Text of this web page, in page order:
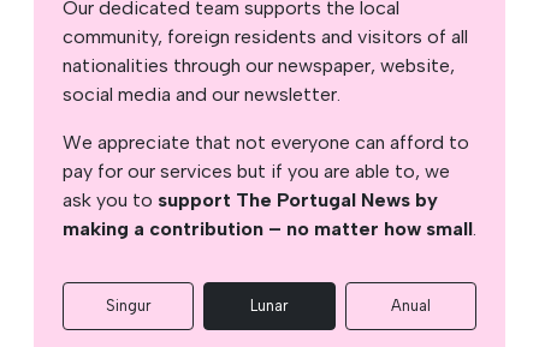
Our dedicated team supports the local
community, foreign residents and visitors of all
nationalities through our newspaper, website,
social media and our newsletter.
We appreciate that not everyone can afford to
pay for our services but if you are able to, we
ask you to support The Portugal News by
making a contribution – no matter how small.
Singur Lunar Anual